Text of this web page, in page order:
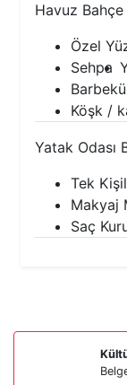
Havuz
Özel
Sehpa
Köşk /
Yatak Odası
Tek
Makyaj
Saç